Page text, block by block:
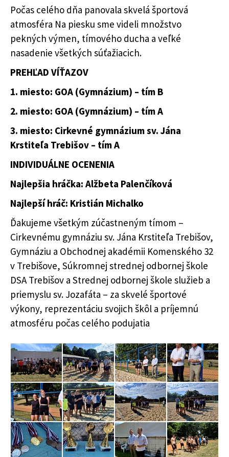
Počas celého dňa panovala skvelá športová
atmosféra Na piesku sme videli množstvo
pekných výmen, tímového ducha a veľké
nasadenie všetkých súťažiacich.
PREHĽAD VÍŤAZOV
1. miesto: GOA (Gymnázium) – tím B
2. miesto: GOA (Gymnázium) – tím A
3. miesto: Cirkevné gymnázium sv. Jána
Krstiteľa Trebišov – tím A
INDIVIDUÁLNE OCENENIA
Najlepšia hráčka: Alžbeta Palenčíková
Najlepší hráč: Kristián Michalko
Ďakujeme všetkým zúčastneným tímom –
Cirkevnému gymnáziu sv. Jána Krstiteľa Trebišov,
Gymnáziu a Obchodnej akadémii Komenského 32
v Trebišove, Súkromnej strednej odbornej škole
DSA Trebišov a Strednej odbornej škole služieb a
priemyslu sv. Jozafáta – za skvelé športové
výkony, reprezentáciu svojich škôl a príjemnú
atmosféru počas celého podujatia